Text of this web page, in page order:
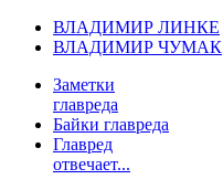
ВЛАДИМИР ЛИНКЕ
ВЛАДИМИР ЧУМАК
Заметки
главреда
Байки главреда
Главред
отвечает...